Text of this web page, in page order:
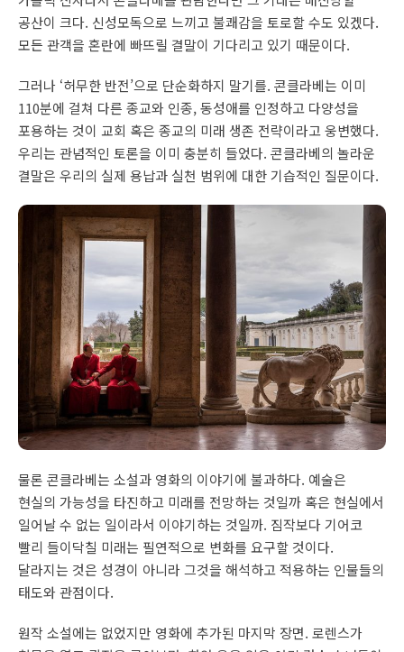
공산이 크다. 신성모독으로 느끼고 불쾌감을 토로할 수도 있겠다.
모든 관객을 혼란에 빠뜨릴 결말이 기다리고 있기 때문이다.
그러나 ‘허무한 반전’으로 단순화하지 말기를. 콘클라베는 이미
110분에 걸쳐 다른 종교와 인종, 동성애를 인정하고 다양성을
포용하는 것이 교회 혹은 종교의 미래 생존 전략이라고 웅변했다.
우리는 관념적인 토론을 이미 충분히 들었다. 콘클라베의 놀라운
결말은 우리의 실제 용납과 실천 범위에 대한 기습적인 질문이다.
물론 콘클라베는 소설과 영화의 이야기에 불과하다. 예술은
현실의 가능성을 타진하고 미래를 전망하는 것일까 혹은 현실에서
일어날 수 없는 일이라서 이야기하는 것일까. 짐작보다 기어코
빨리 들이닥칠 미래는 필연적으로 변화를 요구할 것이다.
달라지는 것은 성경이 아니라 그것을 해석하고 적용하는 인물들의
태도와 관점이다.
원작 소설에는 없었지만 영화에 추가된 마지막 장면. 로렌스가